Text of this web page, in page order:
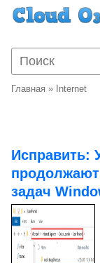
Главная » Internet
Исправить:
задач